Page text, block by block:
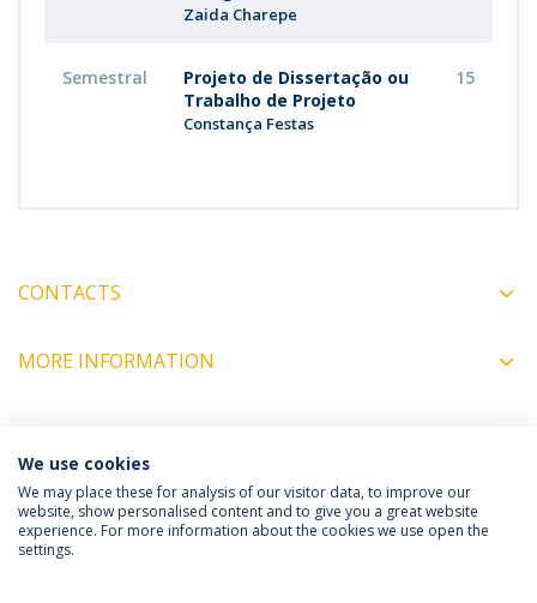
Zaida Charepe
Semestral
Projeto de Dissertação ou
Trabalho de Projeto
Constança Festas
15
CONTACTS
MORE INFORMATION
COORDINATORS
Política de Privacidade
Termos e Condições
We use cookies
We may place these for analysis of our visitor data, to improve our
website, show personalised content and to give you a great website
experience. For more information about the cookies we use open the
settings.